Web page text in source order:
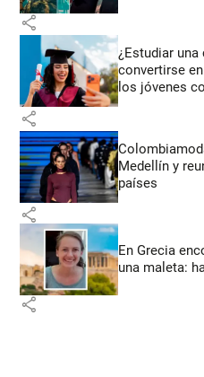
share
¿Estudiar
convertirse
los jóvenes
share
Medellín y
países
share
En Grecia
una maleta:
share